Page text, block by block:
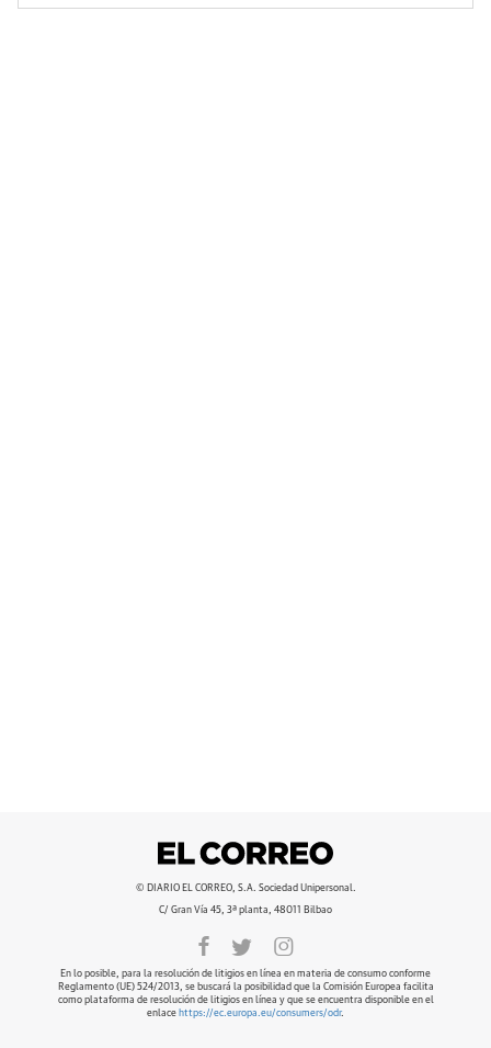
© DIARIO EL CORREO, S.A. Sociedad Unipersonal.
C/ Gran Vía 45, 3ª planta, 48011 Bilbao
En lo posible, para la resolución de litigios en línea en materia de consumo conforme
Reglamento (UE) 524/2013, se buscará la posibilidad que la Comisión Europea facilita
como plataforma de resolución de litigios en línea y que se encuentra disponible en el
enlace https://ec.europa.eu/consumers/odr.